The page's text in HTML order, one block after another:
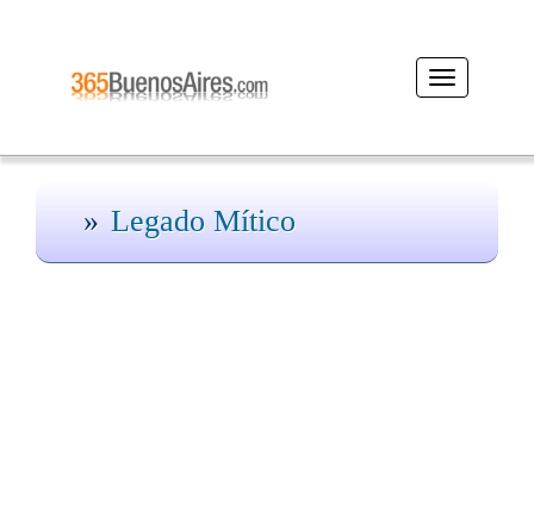
Desplegar
navegación
Legado Mítico